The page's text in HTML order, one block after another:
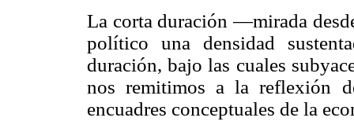
La corta duración —mirada
político una densidad
duración, bajo las cuales
nos remitimos a la reflexión
encuadres conceptuales de la